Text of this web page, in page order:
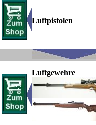
Luftpistolen
Luftgewehre